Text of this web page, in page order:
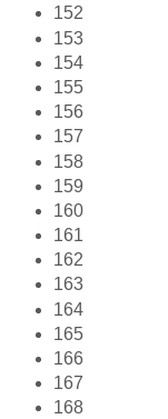
152
153
154
155
156
157
158
159
160
161
162
163
164
165
166
167
168